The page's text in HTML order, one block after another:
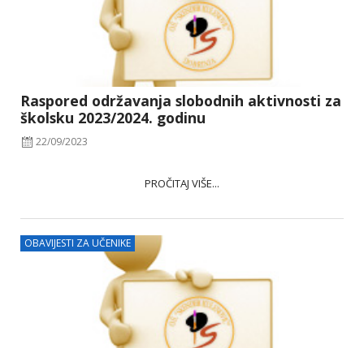
Raspored održavanja slobodnih aktivnosti za
školsku 2023/2024. godinu
22/09/2023
PROČITAJ VIŠE...
OBAVIJESTI ZA UČENIKE